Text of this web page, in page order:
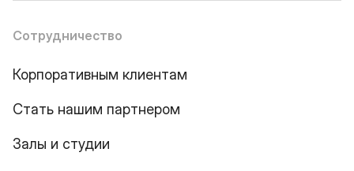
Сотрудничество
Корпоративным клиентам
Стать нашим партнером
Залы и студии